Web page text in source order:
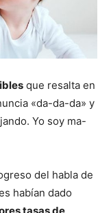
que resalta en
«da-da-da» y
Yo soy ma-
del habla de
habían dado